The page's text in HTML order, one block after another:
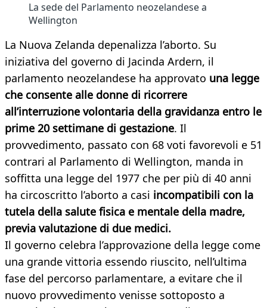
La sede del Parlamento neozelandese a
Wellington
La Nuova Zelanda depenalizza l’aborto. Su
iniziativa del governo di Jacinda Ardern, il
parlamento neozelandese ha approvato una legge
che consente alle donne di ricorrere
all’interruzione volontaria della gravidanza entro le
prime 20 settimane di gestazione. Il
provvedimento, passato con 68 voti favorevoli e 51
contrari al Parlamento di Wellington, manda in
soffitta una legge del 1977 che per più di 40 anni
ha circoscritto l’aborto a casi incompatibili con la
tutela della salute fisica e mentale della madre,
previa valutazione di due medici.
Il governo celebra l’approvazione della legge come
una grande vittoria essendo riuscito, nell’ultima
fase del percorso parlamentare, a evitare che il
nuovo provvedimento venisse sottoposto a